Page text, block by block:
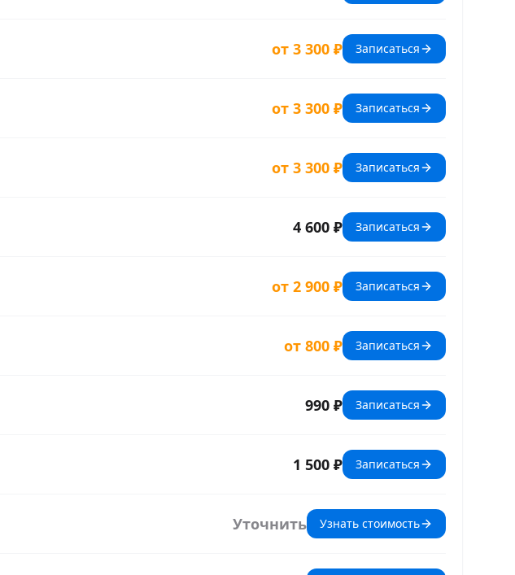
от 3 300 ₽ Записаться
от 3 300 ₽ Записаться
от 3 300 ₽ Записаться
4 600 ₽ Записаться
от 2 900 ₽ Записаться
от 800 ₽ Записаться
990 ₽ Записаться
1 500 ₽ Записаться
Уточнить Узнать стоимость